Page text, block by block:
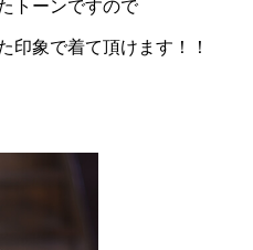
トーンですので
印象で着て頂けます！！